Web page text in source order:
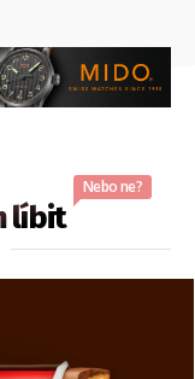
líbit
Nebo ne?